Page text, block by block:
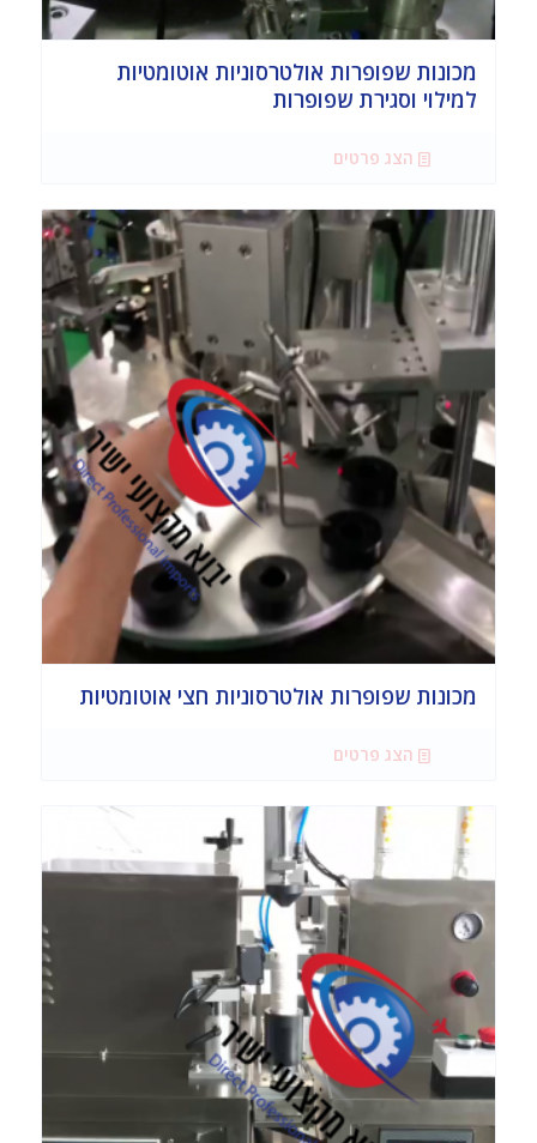
מכונות שפופרות אולטרסוניות אוטומטיות
למילוי וסגירת שפופרות
הצג פרטים
מכונות שפופרות אולטרסוניות חצי אוטומטיות
הצג פרטים